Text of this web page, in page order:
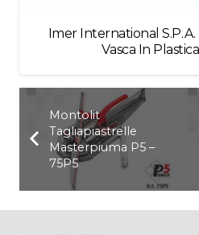
Imer International
Vasca In
Montolit
Tagliapiastrelle
Masterpiuma P5 –
75P5